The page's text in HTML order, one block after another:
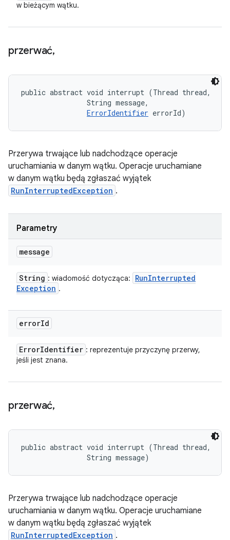
w bieżącym wątku.
przerwać,
public abstract void interrupt (Thread thread,
                String message,
ErrorIdentifier errorId)
Przerywa trwające lub nadchodzące operacje
uruchamiania w danym wątku. Operacje uruchamiane
w danym wątku będą zgłaszać wyjątek
RunInterruptedException .
Parametry
message
String : wiadomość dotycząca: RunInterrupted
Exception .
errorId
ErrorIdentifier : reprezentuje przyczynę przerwy,
jeśli jest znana.
przerwać,
public abstract void interrupt (Thread thread,
                String message)
Przerywa trwające lub nadchodzące operacje
uruchamiania w danym wątku. Operacje uruchamiane
w danym wątku będą zgłaszać wyjątek
RunInterruptedException .